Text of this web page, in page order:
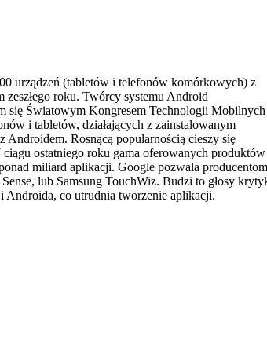
urządzeń (tabletów i telefonów komórkowych) z
zeszłego roku. Twórcy systemu Android
się Światowym Kongresem Technologii Mobilnych
i tabletów, działających z zainstalowanym
Rosnącą popularnością cieszy się
ostatniego roku gama oferowanych produktów
miliard aplikacji. Google pozwala producentom
lub Samsung TouchWiz. Budzi to głosy
Androida, co utrudnia tworzenie aplikacji.
marketing przyszłości będzie oparty na mediach
– Social Local Mobile). Największe sukcesy
we właściwy moment.